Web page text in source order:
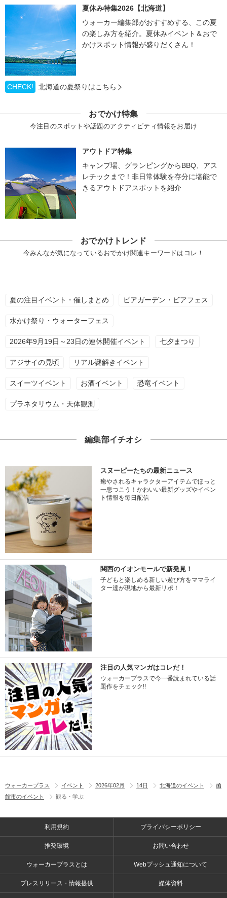
夏休み特集2026【北海道】
ウォーカー編集部がおすすめする、この夏
の楽しみ方を紹介。夏休みイベント＆おで
かけスポット情報が盛りだくさん！
CHECK! 北海道の夏祭りはこちら
おでかけ特集
今注目のスポットや話題のアクティビティ情報をお届け
アウトドア特集
キャンプ場、グランピングからBBQ、アス
レチックまで！非日常体験を存分に堪能で
きるアウトドアスポットを紹介
おでかけトレンド
今みんなが気になっているおでかけ関連キーワードはコレ！
夏の注目イベント・催しまとめ ビアガーデン・ビアフェス
水かけ祭り・ウォーターフェス
2026年9月19日～23日の連休開催イベント 七夕まつり
アジサイの見頃 リアル謎解きイベント
スイーツイベント お酒イベント 恐竜イベント
プラネタリウム・天体観測
編集部イチオシ
スヌーピーたちの最新ニュース
癒やされるキャラクターアイテムでほっと
一息つこう！かわいい最新グッズやイベン
ト情報を毎日配信
関西のイオンモールで新発見！
子どもと楽しめる新しい遊び方をママライ
ター達が現地から最新リポ！
注目の人気マンガはコレだ！
ウォーカープラスで今一番読まれている話
題作をチェック!!
ウォーカープラス イベント 2026年02月 14日 北海道のイベント
函
館市のイベント
観る・学ぶ
利用規約 プライバシーポリシー
推奨環境 お問い合わせ
ウォーカープラスとは Webプッシュ通知について
プレスリリース・情報提供 媒体資料